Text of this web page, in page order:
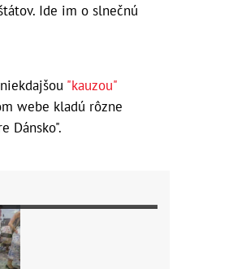
Ide im o slnečnú
"kauzou"
webe kladú rôzne
Dánsko".